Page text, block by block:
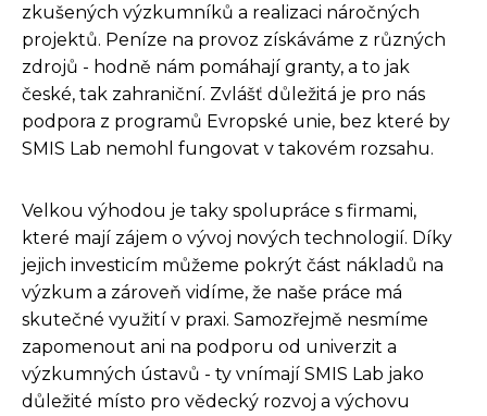
zkušených výzkumníků a realizaci náročných
projektů. Peníze na provoz získáváme z různých
zdrojů - hodně nám pomáhají granty, a to jak
české, tak zahraniční. Zvlášť důležitá je pro nás
podpora z programů Evropské unie, bez které by
SMIS Lab nemohl fungovat v takovém rozsahu.
Velkou výhodou je taky spolupráce s firmami,
které mají zájem o vývoj nových technologií. Díky
jejich investicím můžeme pokrýt část nákladů na
výzkum a zároveň vidíme, že naše práce má
skutečné využití v praxi. Samozřejmě nesmíme
zapomenout ani na podporu od univerzit a
výzkumných ústavů - ty vnímají SMIS Lab jako
důležité místo pro vědecký rozvoj a výchovu